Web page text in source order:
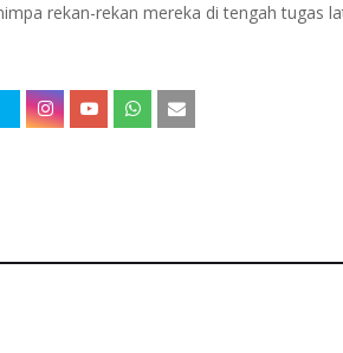
rekan-rekan mereka di tengah tugas